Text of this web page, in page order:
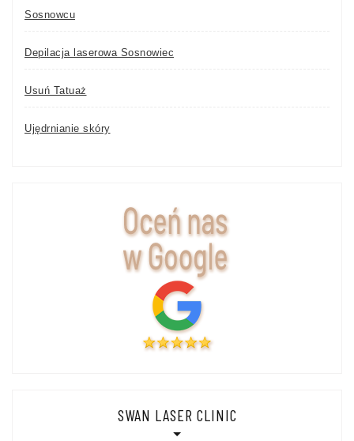
Sosnowcu
Depilacja laserowa Sosnowiec
Usuń Tatuaż
Ujędrnianie skóry
SWAN LASER CLINIC